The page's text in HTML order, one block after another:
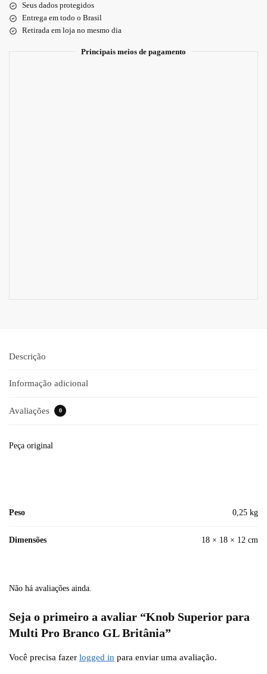
Seus dados protegidos
Entrega em todo o Brasil
Retirada em loja no mesmo dia
Principais meios de pagamento
Descrição
Informação adicional
Avaliações 0
Peça original
Peso 0,25 kg
Dimensões 18 × 18 × 12 cm
Não há avaliações ainda.
Seja o primeiro a avaliar “Knob Superior para
Multi Pro Branco GL Britânia”
Você precisa fazer logged in para enviar uma avaliação.